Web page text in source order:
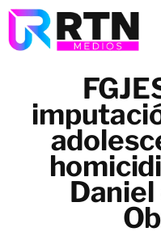
Daniel